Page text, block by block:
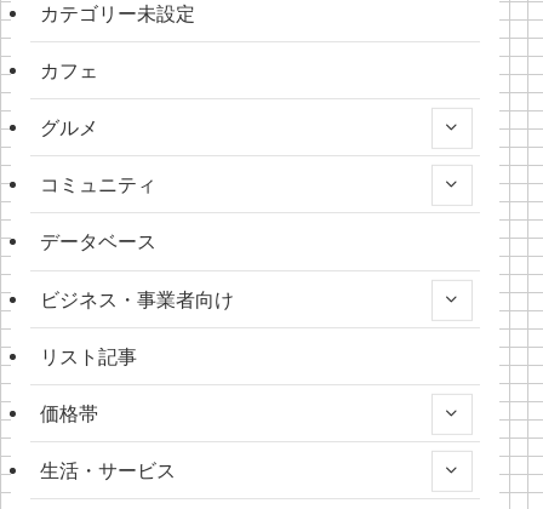
カテゴリー未設定
カフェ
グルメ
コミュニティ
データベース
ビジネス・事業者向け
リスト記事
価格帯
生活・サービス